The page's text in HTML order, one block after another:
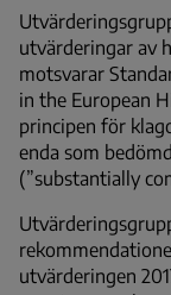
utvärderingar av
motsvarar
in the European
principen för
enda som
(”substantially
utvärderingen